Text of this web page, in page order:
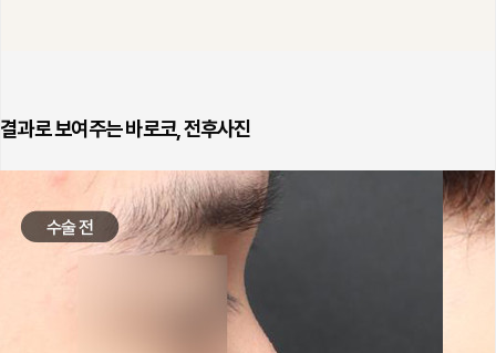
결과로 보여주는 바로코, 전후사진